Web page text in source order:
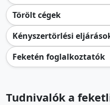
Törölt cégek
Kényszertörlési
Feketén foglalkoztatók
Tudnivalók a